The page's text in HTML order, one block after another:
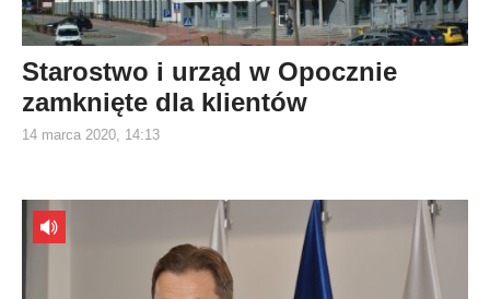
Starostwo i urząd w Opocznie
zamknięte dla klientów
14 marca 2020, 14:13